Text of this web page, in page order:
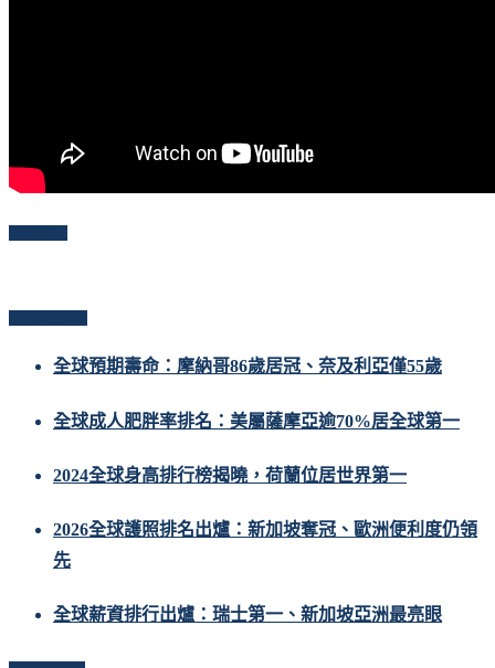
全球預期壽命：摩納哥86歲居冠、奈及利亞僅55歲
全球成人肥胖率排名：美屬薩摩亞逾70%居全球第一
2024全球身高排行榜揭曉，荷蘭位居世界第一
2026全球護照排名出爐：新加坡奪冠、歐洲便利度仍領
先
全球薪資排行出爐：瑞士第一、新加坡亞洲最亮眼